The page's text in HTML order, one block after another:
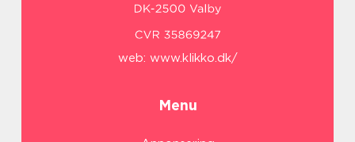
web: www.klikko.dk/
Menu